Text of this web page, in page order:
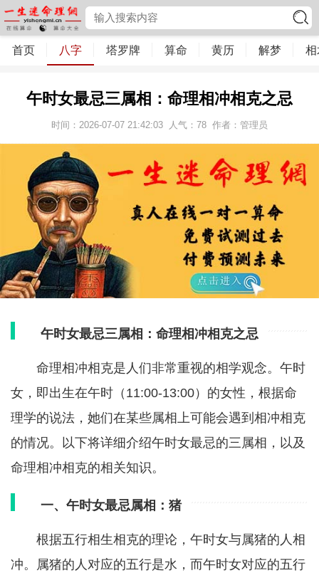
首页 八字 塔罗牌 算命 黄历 解梦 相
午时女最忌三属相：命理相冲相克之忌
时间：2026-07-07 21:42:03 人气： 78 作者：管理员
午时女最忌三属相：命理相冲相克之忌
命理相冲相克是人们非常重视的相学观念。午时
女，即出生在午时（11:00-13:00）的女性，根据命
理学的说法，她们在某些属相上可能会遇到相冲相克
的情况。以下将详细介绍午时女最忌的三属相，以及
命理相冲相克的相关知识。
一、午时女最忌属相：猪
根据五行相生相克的理论，午时女与属猪的人相
冲。属猪的人对应的五行是水，而午时女对应的五行